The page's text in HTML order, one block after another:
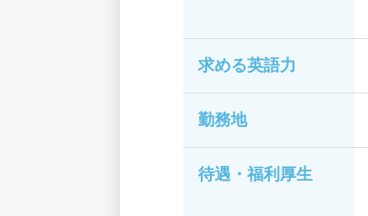
求める英語力
勤務地
待遇・福利厚生